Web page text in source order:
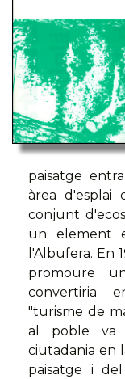
paisatge
àrea d'esplai
conjunt
un element
l'Albufera. En
promoure
convertiria
"turisme de
al poble va
ciutadania en
paisatge i